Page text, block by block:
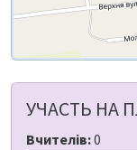
УЧАСТЬ НА
Вчителів:0